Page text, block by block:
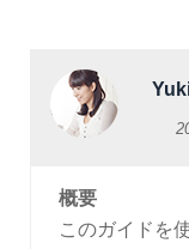
概要
このガイドを